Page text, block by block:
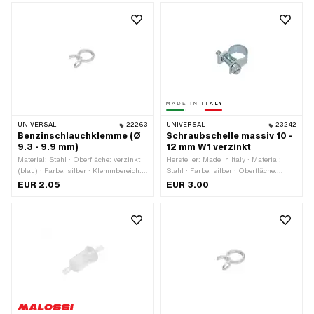
UNIVERSAL 22263
Benzinschlauchklemme (Ø
9.3 - 9.9 mm)
Material: Stahl · Oberfläche: verzinkt
(blau) · Farbe: silber · Klemmbereich:
9.3 - 9.9 mm · Befestigungsart:
EUR 2.05
UNIVERSAL 23242
Schraubschelle massiv 10 -
12 mm W1 verzinkt
Hersteller: Made in Italy · Material:
Stahl · Farbe: silber · Oberfläche:
verzinkt (blau) · Klemmbereich: 10 - 12
EUR 3.00